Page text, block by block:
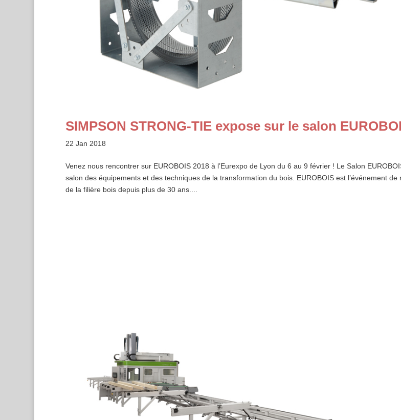
SIMPSON STRONG-TIE expose sur le salon
22 Jan 2018
Venez nous rencontrer sur EUROBOIS 2018 à l’Eurexpo de Lyon du 6 au 9 février ! Le Salon
salon des équipements et des techniques de la transformation du bois. EUROBOIS est l’événement de
de la filière bois depuis plus de 30 ans....